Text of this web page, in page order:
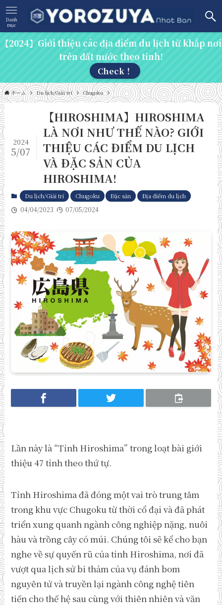
Danh
mục
【2024】Giới thiệu các địa điểm du lịch từ khắp nơi
trên đất nước theo tỉnh!
Check！
ホーム Du lịch/Giải trí Chugoku
【HIROSHIMA】HIROSHIMA
LÀ NƠI NHƯ THẾ NÀO? GIỚI
THIỆU CÁC ĐIỂM DU LỊCH
VÀ ĐẶC SẢN CỦA
HIROSHIMA!
2024
5/07
Du lịch/Giải trí Chugoku Đặc sản Địa điểm du lịch
04/04/2023 07/05/2024
Lần này là “Tỉnh Hiroshima” trong loạt bài giới
thiệu 47 tỉnh theo thứ tự.
Tỉnh Hiroshima đã đóng một vai trò trung tâm
trong khu vực Chugoku từ thời cổ đại và đã phát
triển xung quanh ngành công nghiệp nặng, nuôi
hàu và trồng cây có múi. Chúng tôi sẽ kể cho bạn
nghe về sự quyến rũ của tỉnh Hiroshima, nơi đã
vượt qua lịch sử bi thảm của vụ đánh bom
nguyên tử và truyền lại ngành công nghệ tiên
tiến cho thế hệ sau cùng với thiên nhiên và văn